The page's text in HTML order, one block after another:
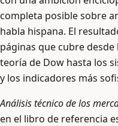
completa posible sobre
habla hispana. El
páginas que cubre
teoría de Dow hasta los
y los indicadores más
Análisis técnico de los
en el libro de referencia